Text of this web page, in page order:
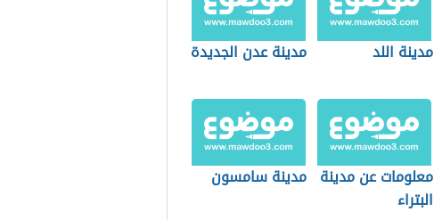
مدينة اللد مدينة عدن الجديدة
معلومات عن مدينة
البتراء
مدينة سامسون